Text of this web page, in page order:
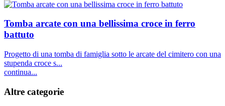
Tomba arcate con una bellissima croce in ferro
battuto
Progetto di una tomba di famiglia sotto le arcate del cimitero con una
stupenda croce s...
continua...
Altre categorie